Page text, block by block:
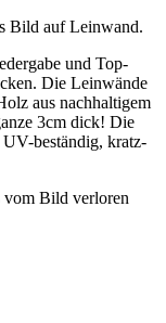
Bild auf Leinwand.
und Top-
Die Leinwände
aus nach­haltigem
3cm dick! Die
UV-beständig, kratz­
vom Bild verloren